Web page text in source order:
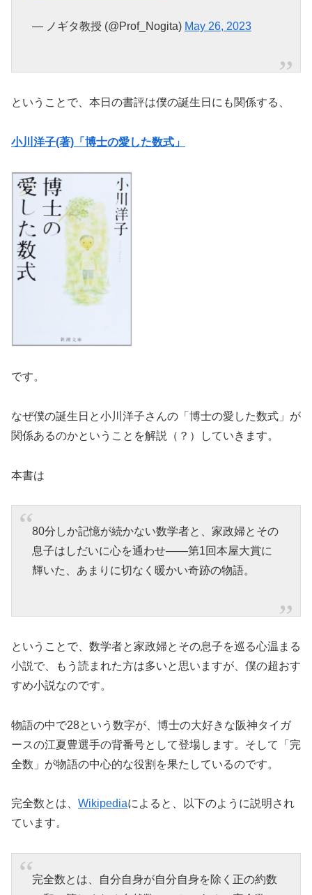
— ノギタ教授 (@Prof_Nogita) May 26, 2023
ということで、本日の書評は僕の誕生日にも関係する、
小川洋子(著)「博士の愛した数式」
です。
なぜ僕の誕生日と小川洋子さんの「博士の愛した数式」が
関係あるのかということを解説（？）していきます。
本書は
80分しか記憶が続かない数学者と、家政婦とその
息子はしだいに心を通わせ――第1回本屋大賞に
輝いた、あまりに切なく暖かい奇跡の物語。
ということで、数学者と家政婦とその息子を巡る心温まる
小説で、もう読まれた方は多いと思いますが、僕の超おす
すめ小説なのです。
物語の中で28という数字が、博士の大好きな阪神タイガ
ースの江夏豊選手の背番号として登場します。そして「完
全数」が物語の中心的な役割を果たしているのです。
完全数とは、 Wikipediaによると、以下のように説明され
ています。
完全数とは、自分自身が自分自身を除く正の約数